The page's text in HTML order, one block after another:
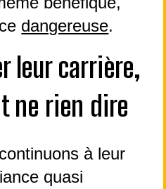
dangereuse.
leur carrière,
ne rien dire
à leur
quasi